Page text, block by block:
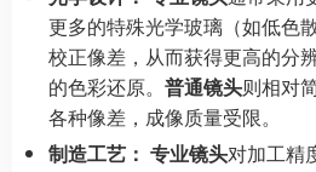
更多的特殊光学玻璃（如低色
校正像差，从而获得更高的分
的色彩还原。 普通镜头则相对
各种像差，成像质量受限。
制造工艺： 专业镜头对加工精